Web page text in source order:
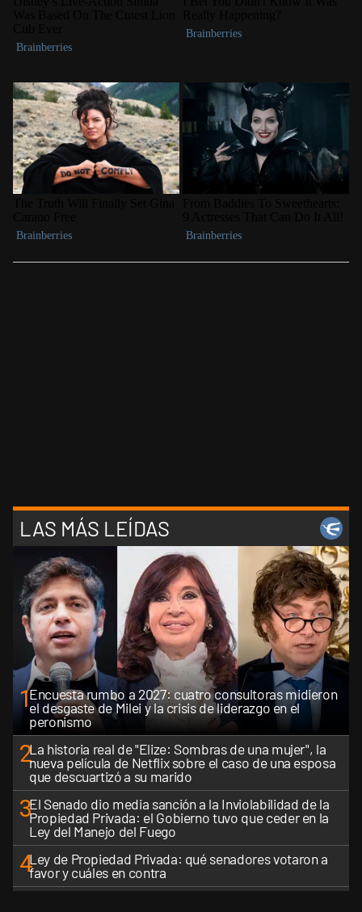
LAS MÁS LEÍDAS
1Encuesta rumbo a 2027: cuatro consultoras midieron
el desgaste de Milei y la crisis de liderazgo en el
peronismo
2La historia real de "Elize: Sombras de una mujer", la
nueva película de Netflix sobre el caso de una esposa
que descuartizó a su marido
3El Senado dio media sanción a la Inviolabilidad de la
Propiedad Privada: el Gobierno tuvo que ceder en la
Ley del Manejo del Fuego
4Ley de Propiedad Privada: qué senadores votaron a
favor y cuáles en contra